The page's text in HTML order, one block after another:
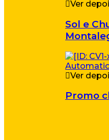
Ver
Sol e
Ver
Promo